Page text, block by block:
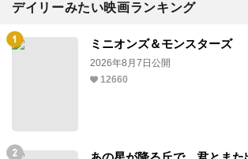
デイリーみたい映画ランキング
ミニオンズ＆モンスターズ
2026年8月7日公開
12660